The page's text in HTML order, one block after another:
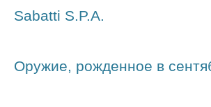
Sabatti S.P.A.
Оружие, рожденное в